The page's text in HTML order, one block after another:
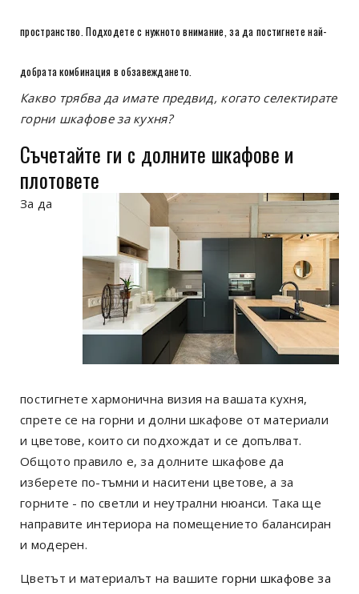
пространство. Подходете с нужното внимание, за да постигнете най-
добрата комбинация в обзавеждането.
Какво трябва да имате предвид, когато селектирате
горни шкафове за кухня?
Съчетайте ги с долните шкафове и
плотовете
За да
постигнете хармонична визия на вашата кухня,
спрете се на горни и долни шкафове от материали
и цветове, които си подхождат и се допълват.
Общото правило е, за долните шкафове да
изберете по-тъмни и наситени цветове, а за
горните - по светли и неутрални нюанси. Така ще
направите интериора на помещението балансиран
и модерен.
Цветът и материалът на вашитегорни шкафове за